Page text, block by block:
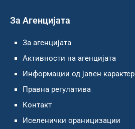
За Агенцијата
За агенцијата
Активности на агенцијата
Информации од јавен карактер
Правна регулатива
Контакт
Иселенички ораницизации